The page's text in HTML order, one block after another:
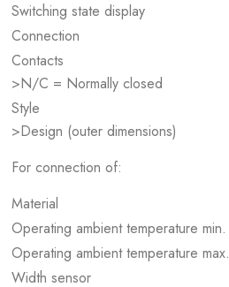
Switching state display
Connection
Contacts
>N/C = Normally closed
Style
>Design (outer dimensions)
For connection of:
Material
Operating ambient temperature min.
Operating ambient temperature max.
Width sensor